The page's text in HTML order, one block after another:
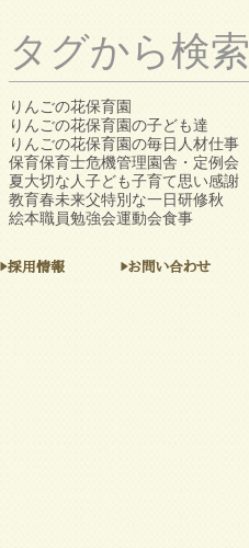
タグから検索
りんごの花保育園
りんごの花保育園の子ども達
りんごの花保育園の毎日 人材仕事
保育保育士危機管理園舎・定例会
夏大切な人子ども子育て思い感謝
教育春未来父特別な一日研修秋
絵本職員勉強会運動会食事
▶お問い合わせ
▶採用情報